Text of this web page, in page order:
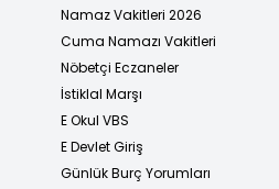
Namaz Vakitleri 2026
Cuma Namazı Vakitleri
Nöbetçi Eczaneler
İstiklal Marşı
E Okul VBS
E Devlet Giriş
Günlük Burç Yorumları